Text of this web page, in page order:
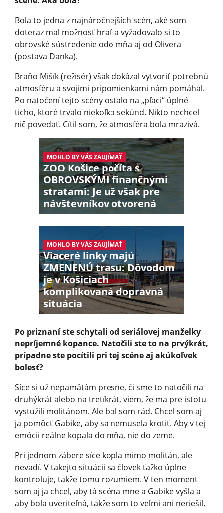
Bola to jedna z najnáročnejších scén, aké som
doteraz mal možnosť hrať a vyžadovalo si to
obrovské sústredenie odo mňa aj od Olivera
(postava Danka).
Braňo Mišík (režisér) však dokázal vytvoriť potrebnú
atmosféru a svojimi pripomienkami nám pomáhal.
Po natočení tejto scény ostalo na „pľaci“ úplné
ticho, ktoré trvalo niekoľko sekúnd. Nikto nechcel
nič povedať. Cítil som, že atmosféra bola mrazivá.
MOHLO BY VÁS ZAUJÍMAŤ
ZOO Košice počíta s
OBROVSKÝMI finančnými
stratami: Je už však pre
návštevníkov otvorená
MOHLO BY VÁS ZAUJÍMAŤ
Viaceré linky majú
ZMENENÚ trasu: Dôvodom
je v Košiciach
komplikovaná dopravná
situácia
Po priznaní ste schytali od seriálovej manželky
nepríjemné kopance. Natočili ste to na prvýkrát,
prípadne ste pocítili pri tej scéne aj akúkoľvek
bolesť?
Síce si už nepamätám presne, či sme to natočili na
druhýkrát alebo na tretíkrát, viem, že ma pre istotu
vystužili molitánom. Ale bol som rád. Chcel som aj
ja pomôcť Gabike, aby sa nemusela krotiť. Aby v tej
emócii reálne kopala do mňa, nie do zeme.
Pri jednom zábere síce kopla mimo molitán, ale
nevadí. V takejto situácii sa človek ťažko úplne
kontroluje, takže tomu rozumiem. V ten moment
som aj ja chcel, aby tá scéna mne a Gabike vyšla a
aby bola uveriteľná, takže som to veľmi ani neriešil.